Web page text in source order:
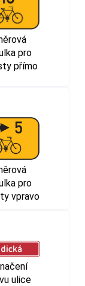
pro
přímo
pro
vpravo
ulice